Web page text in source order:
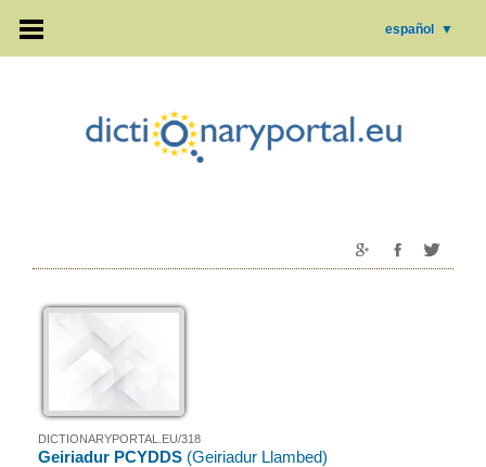
español ▼
DICTIONARYPORTAL.EU/318
Geiriadur PCYDDS (Geiriadur Llambed)